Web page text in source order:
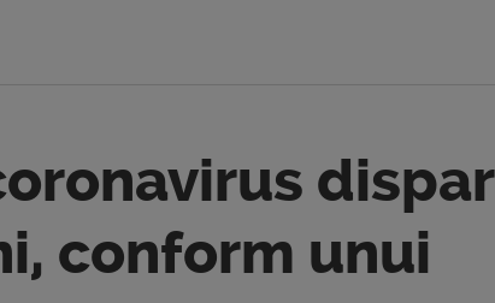
dispar
conform unui